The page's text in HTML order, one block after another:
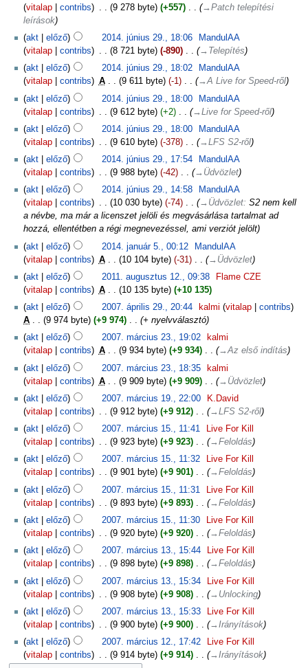
vitalap
contribs 9 278 byte +557 ‎
→‎Patch telepítési
leírások
akt
előző 2014. június 29., 18:06
MandulAA
vitalap
contribs 8 721 byte -890 ‎
→‎Telepítés
akt
előző 2014. június 29., 18:02
MandulAA
vitalap
contribs A 9 611 byte -1 ‎
→‎A Live for Speed-ről
akt
előző 2014. június 29., 18:00
MandulAA
vitalap
contribs 9 612 byte +2 ‎
→‎Live for Speed-ről
akt
előző 2014. június 29., 18:00
MandulAA
vitalap
contribs 9 610 byte -378 ‎
→‎LFS S2-ről
akt
előző 2014. június 29., 17:54
MandulAA
vitalap
contribs 9 988 byte -42 ‎
→‎Üdvözlet
akt
előző 2014. június 29., 14:58
MandulAA
vitalap
contribs 10 030 byte -74 ‎ →‎Üdvözlet: S2 nem kell
a névbe, ma már a licenszet jelöli és megvásárlása tartalmat ad
hozzá, ellentétben a régi megnevezéssel, ami verziót jelölt
akt
előző 2014. január 5., 00:12
MandulAA
vitalap
contribs A 10 104 byte -31 ‎
→‎Üdvözlet
akt
előző 2011. augusztus 12., 09:38
Flame CZE
vitalap
contribs A 10 135 byte
+10 135
akt
előző 2007. április 29., 20:44 kalmi vitalap
contribs
A
9 974 byte +9 974
+ nyelvválasztó
akt
előző 2007. március 23., 19:02
kalmi
vitalap
contribs A 9 934 byte +9 934 ‎
→‎Az első indítás
akt
előző 2007. március 23., 18:35
kalmi
vitalap
contribs A 9 909 byte +9 909 ‎
→‎Üdvözlet
akt
előző 2007. március 19., 22:00
K.David
vitalap
contribs 9 912 byte +9 912 ‎
→‎LFS S2-ről
akt
előző 2007. március 15., 11:41
Live For Kill
vitalap
contribs 9 923 byte +9 923 ‎
→‎Feloldás
akt
előző 2007. március 15., 11:32
Live For Kill
vitalap
contribs 9 901 byte +9 901 ‎
→‎Feloldás
akt
előző 2007. március 15., 11:31
Live For Kill
vitalap
contribs 9 893 byte +9 893 ‎
→‎Feloldás
akt
előző 2007. március 15., 11:30
Live For Kill
vitalap
contribs 9 920 byte +9 920 ‎
→‎Feloldás
akt
előző 2007. március 13., 15:44
Live For Kill
vitalap
contribs 9 898 byte +9 898 ‎
→‎Feloldás
akt
előző 2007. március 13., 15:34
Live For Kill
vitalap
contribs 9 908 byte +9 908 ‎
→‎Unlocking
akt
előző 2007. március 13., 15:33
Live For Kill
vitalap
contribs 9 900 byte +9 900 ‎
→‎Irányítások
akt
előző 2007. március 12., 17:42
Live For Kill
vitalap
contribs 9 914 byte +9 914 ‎ →‎Irányítások